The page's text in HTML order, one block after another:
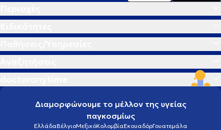
Διαμορφώνουμε το μέλλον της υγείας
παγκοσμίως
ΕλλάδαΒέλγιοΜεξικόΚολομβίαΕκουαδόρΓουατεμάλα